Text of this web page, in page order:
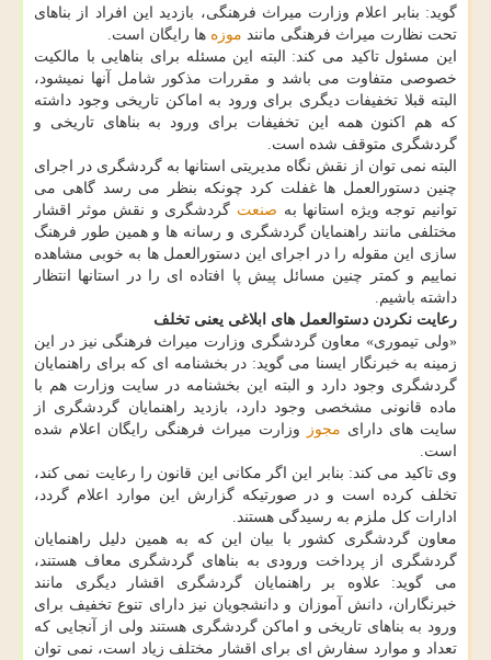
گوید: بنابر اعلام وزارت میراث فرهنگی، بازدید این افراد از بناهای
تحت نظارت میراث فرهنگی مانند موزه ها رایگان است.
این مسئول تاکید می کند: البته این مسئله برای بناهایی با مالکیت
خصوصی متفاوت می باشد و مقررات مذکور شامل آنها نمی‎شود،
البته قبلا تخفیفات دیگری برای ورود به اماکن تاریخی وجود داشته
که هم اکنون همه این تخفیفات برای ورود به بناهای تاریخی و
گردشگری متوقف شده است.
البته نمی توان از نقش نگاه مدیریتی استانها به گردشگری در اجرای
چنین دستورالعمل ها غفلت کرد چونکه بنظر می رسد گاهی می
توانیم توجه ویژه استانها به صنعت گردشگری و نقش موثر اقشار
مختلفی مانند راهنمایان گردشگری و رسانه ها و همین طور فرهنگ
سازی این مقوله را در اجرای این دستورالعمل ها به خوبی مشاهده
نماییم و کمتر چنین مسائل پیش پا افتاده ای را در استانها انتظار
داشته باشیم.
رعایت نکردن دستوالعمل های ابلاغی یعنی تخلف
«ولی تیموری» معاون گردشگری وزارت میراث فرهنگی نیز در این
زمینه به خبرنگار ایسنا می گوید: در بخشنامه ای که برای راهنمایان
گردشگری وجود دارد و البته این بخشنامه در سایت وزارت هم با
ماده قانونی مشخصی وجود دارد، بازدید راهنمایان گردشگری از
سایت های دارای مجوز
وزارت میراث فرهنگی رایگان اعلام شده
است.
وی تاکید می کند: بنابر این اگر مکانی این قانون را رعایت نمی کند،
تخلف کرده است و در صورتیکه گزارش این موارد اعلام گردد،
ادارات کل ملزم به رسیدگی هستند.
معاون گردشگری کشور با بیان این که به همین دلیل راهنمایان
گردشگری از پرداخت ورودی به بناهای گردشگری معاف هستند،
می گوید: علاوه بر راهنمایان گردشگری اقشار دیگری مانند
خبرنگاران، دانش آموزان و دانشجویان نیز دارای تنوع تخفیف برای
ورود به بناهای تاریخی و اماکن گردشگری هستند ولی از آنجایی که
تعداد و موارد سفارش ای برای اقشار مختلف زیاد است، نمی توان